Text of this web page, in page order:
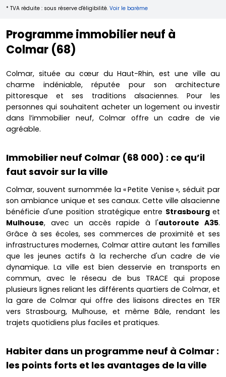
* TVA réduite : sous réserve d'éligibilité. Voir le barème
Programme immobilier neuf à
Colmar (68)
Colmar, située au cœur du Haut-Rhin, est une ville au
charme indéniable, réputée pour son architecture
pittoresque et ses traditions alsaciennes. Pour les
personnes qui souhaitent acheter un logement ou investir
dans l’immobilier neuf, Colmar offre un cadre de vie
agréable.
Immobilier neuf Colmar (68 000) : ce qu’il
faut savoir sur la ville
Colmar, souvent surnommée la « Petite Venise », séduit par
son ambiance unique et ses canaux. Cette ville alsacienne
bénéficie d'une position stratégique entre Strasbourget
Mulhouse, avec un accès rapide à l'autoroute A35.
Grâce à ses écoles, ses commerces de proximité et ses
infrastructures modernes, Colmar attire autant les familles
que les jeunes actifs à la recherche d'un cadre de vie
dynamique. La ville est bien desservie en transports en
commun, avec le réseau de bus TRACE qui propose
plusieurs lignes reliant les différents quartiers de Colmar, et
la gare de Colmar qui offre des liaisons directes en TER
vers Strasbourg, Mulhouse, et même Bâle, rendant les
trajets quotidiens plus faciles et pratiques.
Habiter dans un programme neuf à Colmar :
les points forts et les avantages de la ville